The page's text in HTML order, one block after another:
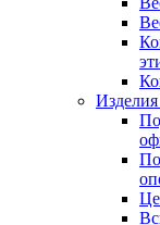
Изделия